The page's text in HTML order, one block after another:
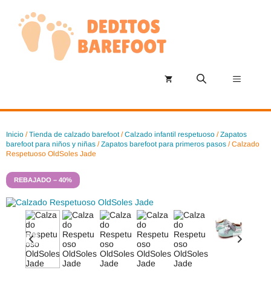
contenido
Menú
Inicio /Tienda de calzado barefoot/Calzado infantil respetuoso /Zapatos
barefoot para niños y niñas /Zapatos barefoot para primeros pasos / Calzado
Respetuoso OldSoles Jade
REBAJADO – 40%